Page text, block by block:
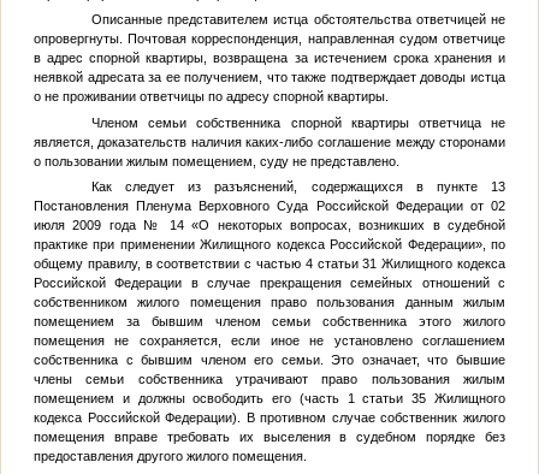
Описанные представителем истца обстоятельства ответчицей не
опровергнуты. Почтовая корреспонденция, направленная судом ответчице
в адрес спорной квартиры, возвращена за истечением срока хранения и
неявкой адресата за ее получением, что также подтверждает доводы истца
о не проживании ответчицы по адресу спорной квартиры.
Членом семьи собственника спорной квартиры ответчица не
является, доказательств наличия каких-либо соглашение между сторонами
о пользовании жилым помещением, суду не представлено.
Как следует из разъяснений, содержащихся в пункте 13
Постановления Пленума Верховного Суда Российской Федерации от 02
июля 2009 года № 14 «О некоторых вопросах, возникших в судебной
практике при применении Жилищного кодекса Российской Федерации», по
общему правилу, в соответствии с частью 4 статьи 31 Жилищного кодекса
Российской Федерации в случае прекращения семейных отношений с
собственником жилого помещения право пользования данным жилым
помещением за бывшим членом семьи собственника этого жилого
помещения не сохраняется, если иное не установлено соглашением
собственника с бывшим членом его семьи. Это означает, что бывшие
члены семьи собственника утрачивают право пользования жилым
помещением и должны освободить его (часть 1 статьи 35 Жилищного
кодекса Российской Федерации). В противном случае собственник жилого
помещения вправе требовать их выселения в судебном порядке без
предоставления другого жилого помещения.